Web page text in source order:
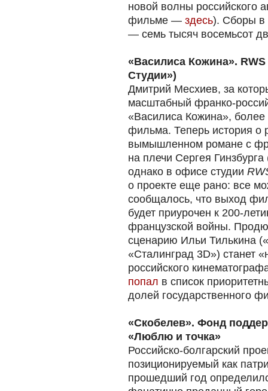
новой волны российского
фильме — здесь). Сборы в
— семь тысяч восемьсот
«Василиса Кожина».
Студии»)
Дмитрий Месхиев, за
масштабный франко-
«Василиса Кожина»,
фильма. Теперь история о
вымышленном романе с
на плечи Сергея
однако в офисе студии
о проекте еще рано: все
сообщалось, что выход
будет приурочен к 200-
французской войны.
сценарию Ильи Тилькина
«Сталинград 3D») станет
российского
попал в список
долей государственного
«Скобелев». Фонд
«Люблю и точка»
Российско-болгарский
позиционируемый как
прошедший год